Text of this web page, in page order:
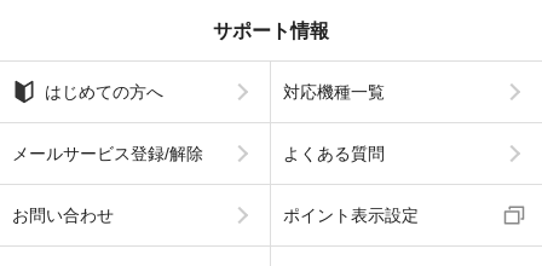
サポート情報
はじめての方へ 対応機種一覧
メールサービス登録/解除 よくある質問
お問い合わせ ポイント表示設定